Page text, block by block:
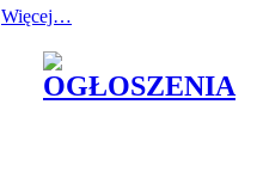
Więcej…